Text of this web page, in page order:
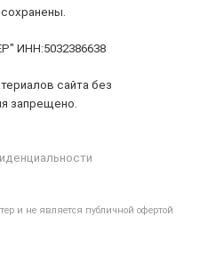
ИНН:5032386638
сайта без
запрещено.
и не является публичной офертой